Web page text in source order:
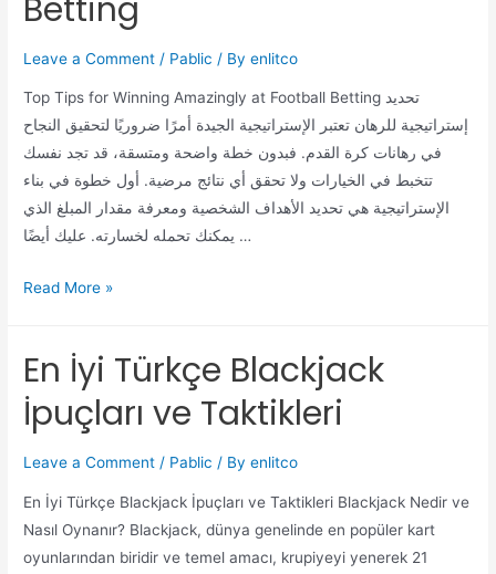
Betting
Leave a Comment / Pablic / Byenlitco
Top Tips for Winning Amazingly at Football Betting تحديد
إستراتيجية للرهان تعتبر الإستراتيجية الجيدة أمرًا ضروريًا لتحقيق النجاح
في رهانات كرة القدم. فبدون خطة واضحة ومتسقة، قد تجد نفسك
تتخبط في الخيارات ولا تحقق أي نتائج مرضية. أول خطوة في بناء
الإستراتيجية هي تحديد الأهداف الشخصية ومعرفة مقدار المبلغ الذي
يمكنك تحمله لخسارته. عليك أيضًا …
Read More »
En İyi Türkçe Blackjack
İpuçları ve Taktikleri
Leave a Comment / Pablic / Byenlitco
En İyi Türkçe Blackjack İpuçları ve Taktikleri Blackjack Nedir ve
Nasıl Oynanır? Blackjack, dünya genelinde en popüler kart
oyunlarından biridir ve temel amacı, krupiyeyi yenerek 21